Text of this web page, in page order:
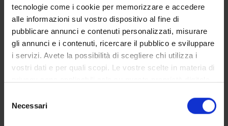
tecnologie come i cookie per memorizzare e accedere
alle informazioni sul vostro dispositivo al fine di
pubblicare annunci e contenuti personalizzati, misurare
gli annunci e i contenuti, ricercare il pubblico e sviluppare
i servizi. Avete la possibilità di scegliere chi utilizza i
vostri dati e per quali scopi. Le vostre scelte in materia di
modificare o revocare il proprio consenso in qualsiasi
momento dalla Dichiarazione sui cookie o facendo clic
delNecessari
ORGANIZATION
COMMITTEES
DEPARTMENT ADMINISTRATION OFFICES